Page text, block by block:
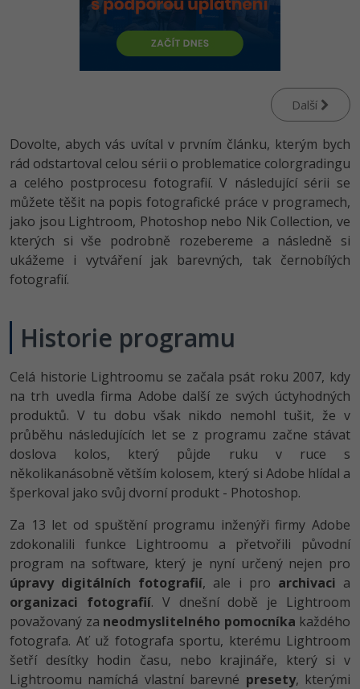
HTML5, CSS3, Bootstrap, SEO
SQL a databáze
UML a návrhové vzory
React
Spring
ASP.NET MVC
Best practices
JavaScript
HTML / CSS
UML a návrhové vzory
MySQL/MariaDB
MS-SQL
Vývojář mobilních aplikací
Specialista na AI a bigdata
Tester
Systémový administrátor
Grafik / UX/UI návrhář
Databázový analytik
Copywriter
WordPress specialista
SEO specialista
Python -80%
JavaScript -80%
Swift -80%
Kotlin -80%
C -80%
Návrh SW -80%
Algoritmy -41%
Umělá inteligence (AI) -10%
Pro děti
Fórum
Digitální gramotnost
Marketing -30%
UX
Business
Kryptoměny -25%
Google Dokumenty
Time management
Windows
Linux
Kybernetická bezpečnost
Elektronický podpis
Fórum
-80%
Adobe Illustrator -80%
Adobe InDesign -25%
Adobe After Effects
Blender -80%
Ostatní
Fórum
Příběhy absolventů
Kariéra
Pro firmy
Další
Dovolte, abych vás uvítal v prvním článku, kterým bych
rád odstartoval celou sérii o problematice colorgradingu
a celého postprocesu fotografií. V následující sérii se
můžete těšit na popis fotografické práce v programech,
jako jsou Lightroom, Photoshop nebo Nik Collection, ve
kterých si vše podrobně rozebereme a následně si
ukážeme i vytváření jak barevných, tak černobílých
fotografií.
Historie programu
Celá historie Lightroomu se začala psát roku 2007, kdy
na trh uvedla firma Adobe další ze svých úctyhodných
produktů. V tu dobu však nikdo nemohl tušit, že v
průběhu následujících let se z programu začne stávat
doslova kolos, který půjde ruku v ruce s
několikanásobně větším kolosem, který si Adobe hlídal a
šperkoval jako svůj dvorní produkt - Photoshop.
Za 13 let od spuštění programu inženýři firmy Adobe
zdokonalili funkce Lightroomu a přetvořili původní
program na software, který je nyní určený nejen pro
úpravy digitálních fotografií, ale i pro archivaci a
organizaci fotografií. V dnešní době je Lightroom
považovaný za neodmyslitelného pomocníka každého
fotografa. Ať už fotografa sportu, kterému Lightroom
šetří desítky hodin času, nebo krajináře, který si v
Lightroomu namíchá vlastní barevné presety, kterými